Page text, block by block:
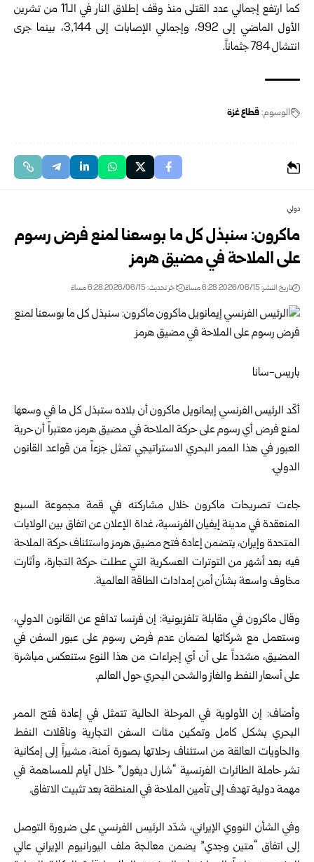
كما ارتفع إجمالي عدد القتلى منذ وقف إطلاق النار في الـ11 من تشرين
الأول الماضي إلى 992، وإجمالي الإصابات إلى 3,144، بينما جرى
انتشال 784 جثماناً.
الوسوم:قطاع غزة
دولي
ماكرون: سنبذل كل ما بوسعنا لمنع فرض رسوم
على الملاحة في مضيق هرمز
تاريخ النشر: 2026/06/15 6:28 مساءً اخر تحديث: 2026/06/15 6:28 مساءً
باريس-سانا
أكّد الرئيس الفرنسي إيمانويل ماكرون أن بلاده ستبذل كل ما في وسعها
لمنع فرض أي رسوم على حركة الملاحة في مضيق هرمز، معتبراً أن حرية
العبور في هذا الممر البحري الاستراتيجي تمثل جزءاً من قواعد القانون
الدولي.
جاءت تصريحات ماكرون خلال مشاركته في قمة مجموعة السبع
المنعقدة في مدينة إيفيان الفرنسية، غداة الإعلان عن اتفاق بين الولايات
المتحدة وإيران، يتضمن إعادة فتح مضيق هرمز واستئناف حركة الملاحة
فيه بعد أشهر من التوترات العسكرية التي عطلت حركة التجارة، وأثارت
مخاوف واسعة بشأن أمن إمدادات الطاقة العالمية.
وقال ماكرون في مقابلة تلفزيونية: إن فرنسا تدافع عن القانون الدولي،
وستعمل مع شركائها لضمان عدم فرض رسوم على عبور السفن في
المضيق، مشدداً على أن أي إجراءات من هذا النوع ستنعكس مباشرة
على أسعار النفط والغاز والشحن البحري حول العالم.
وأضاف: إن الأولوية في المرحلة الحالية تتمثل في إعادة فتح الممر
البحري بشكل كامل وتمكين مئات السفن التجارية وناقلات النفط
والحاويات العالقة من استئناف رحلاتها بصورة آمنة، مشيراً إلى إمكانية
نشر حاملة الطائرات الفرنسية “شارل ديغول” خلال أيام للمساهمة في
مهمة دولية تهدف إلى تأمين الملاحة في المنطقة بعد تثبيت الاتفاق.
وفي الشأن النووي الإيراني، شدّد الرئيس الفرنسي على ضرورة التوصل
إلى اتفاق “متين وجدي” يضمن معالجة ملف اليورانيوم الإيراني عالي